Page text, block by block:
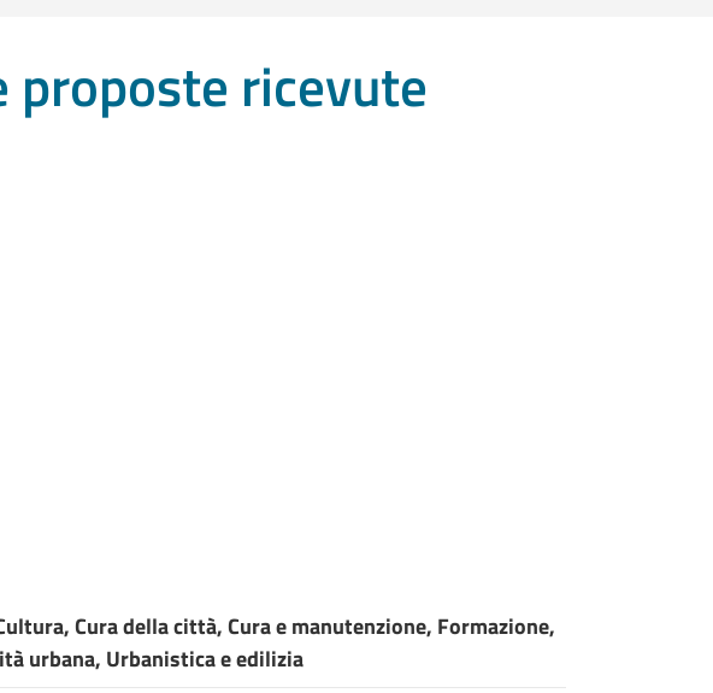
proposte ricevute
Cura della città, Cura e manutenzione, Formazione,
urbana, Urbanistica e edilizia